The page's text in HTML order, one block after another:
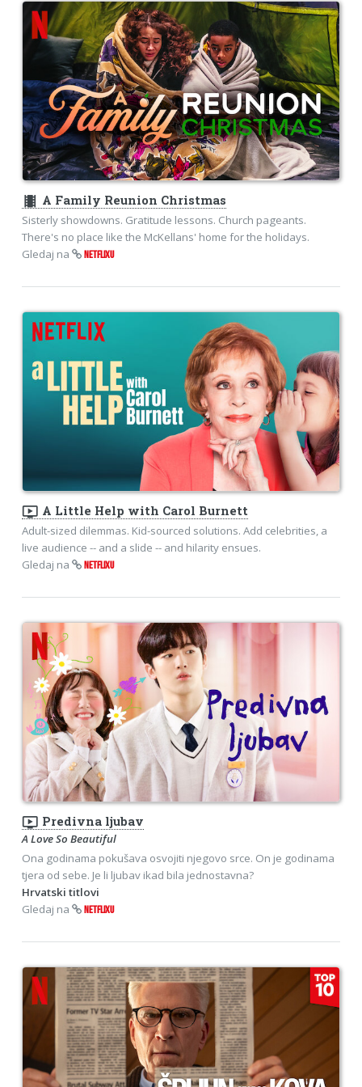
theaters A Family Reunion Christmas
Sisterly showdowns. Gratitude lessons. Church pageants.
There's no place like the McKellans' home for the holidays.
Gledaj na
NETFLIXU
ondemand_video A Little Help with Carol Burnett
Adult-sized dilemmas. Kid-sourced solutions. Add celebrities, a
live audience -- and a slide -- and hilarity ensues.
Gledaj na
NETFLIXU
ondemand_video Predivna ljubav
A Love So Beautiful
Ona godinama pokušava osvojiti njegovo srce. On je godinama
tjera od sebe. Je li ljubav ikad bila jednostavna?
Hrvatski titlovi
Gledaj na
NETFLIXU